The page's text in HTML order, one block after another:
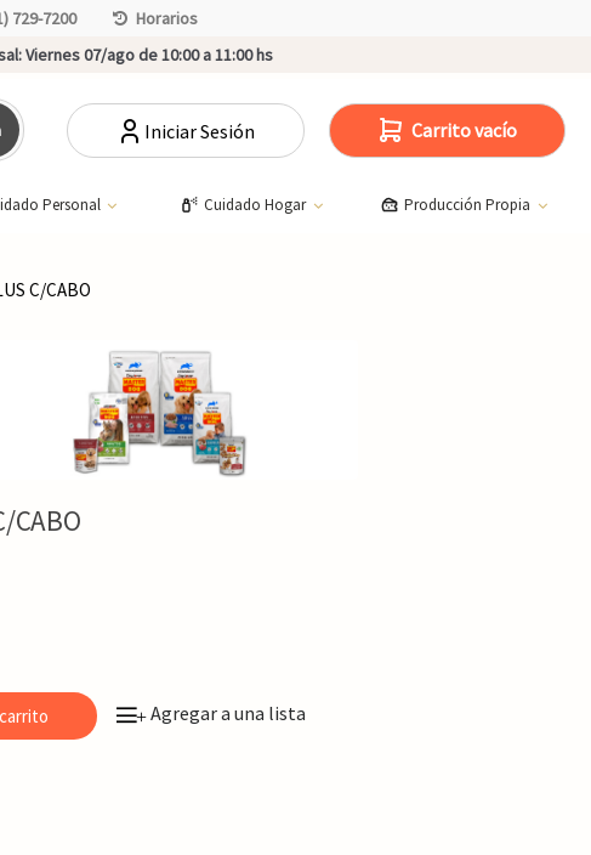
729-7200
Horarios
Viernes 07/ago de 10:00 a 11:00 hs
Iniciar Sesión Carrito vacío
Personal Cuidado Hogar Producción Propia
C/CABO
CABO
+Agregar a una lista